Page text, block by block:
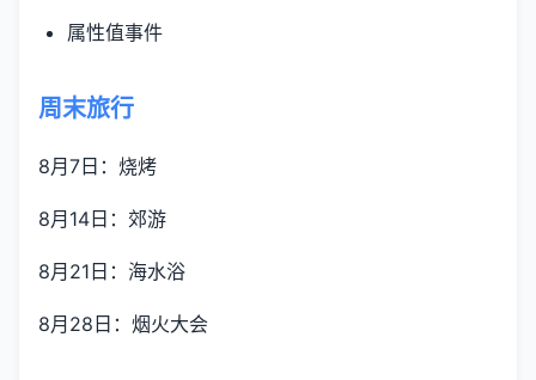
属性值事件
周末旅行
8月7日：烧烤
8月14日：郊游
8月21日：海水浴
8月28日：烟火大会